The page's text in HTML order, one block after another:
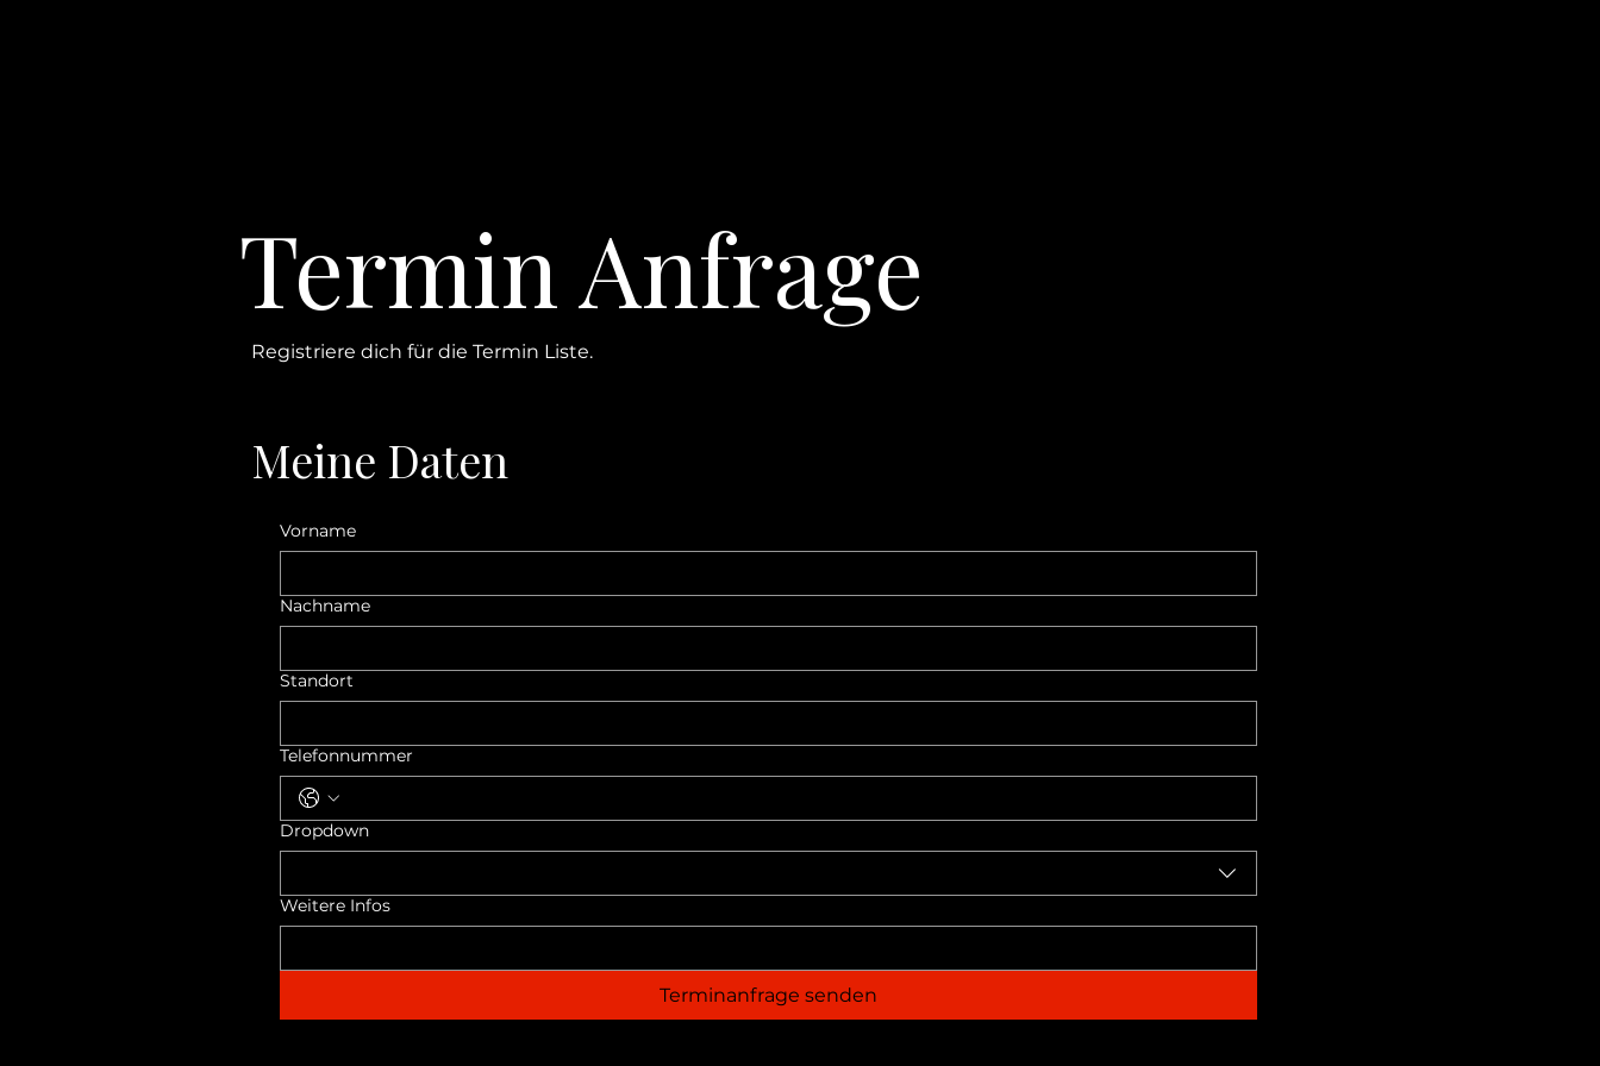
Termin Anfrage
Registriere dich für die Termin Liste.
Meine Daten
Vorname
Nachname
Standort
Telefonnummer
Dropdown
Weitere Infos
Terminanfrage senden